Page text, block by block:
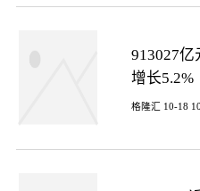
913027亿
增长5.2%
格隆汇 10-18